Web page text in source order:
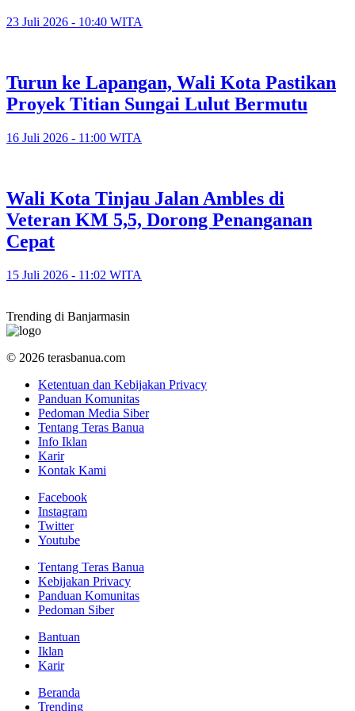
23 Juli 2026 - 10:40 WITA
Turun ke Lapangan, Wali Kota Pastikan
Proyek Titian Sungai Lulut Bermutu
16 Juli 2026 - 11:00 WITA
​Wali Kota Tinjau Jalan Ambles di
Veteran KM 5,5, Dorong Penanganan
Cepat
15 Juli 2026 - 11:02 WITA
Trending di Banjarmasin
© 2026 terasbanua.com
Ketentuan dan Kebijakan Privacy
Panduan Komunitas
Pedoman Media Siber
Tentang Teras Banua
Info Iklan
Karir
Kontak Kami
Facebook
Instagram
Twitter
Youtube
Tentang Teras Banua
Kebijakan Privacy
Panduan Komunitas
Pedoman Siber
Bantuan
Iklan
Karir
Beranda
Trending